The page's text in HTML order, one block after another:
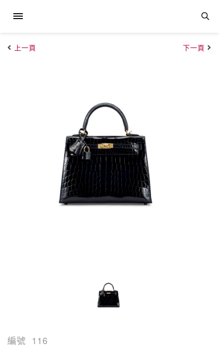
上一頁 下一頁
編號 116